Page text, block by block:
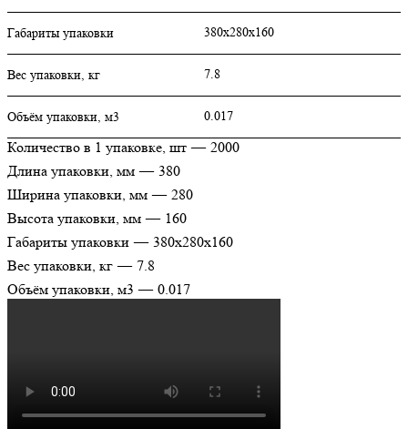
Габариты упаковки 380х280х160
Вес упаковки, кг 7.8
Объём упаковки, м3 0.017
Количество в 1 упаковке, шт — 2000
Длина упаковки, мм — 380
Ширина упаковки, мм — 280
Высота упаковки, мм — 160
Габариты упаковки — 380х280х160
Вес упаковки, кг — 7.8
Объём упаковки, м3 — 0.017